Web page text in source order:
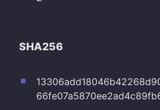
SHA256